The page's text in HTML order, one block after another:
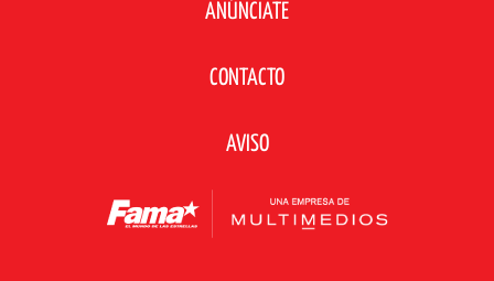
ANÚNCIATE
CONTACTO
AVISO